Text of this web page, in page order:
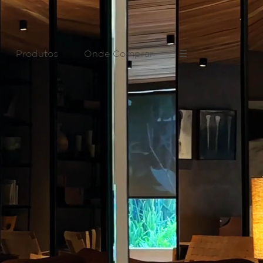
Produtos Onde Comprar ☰